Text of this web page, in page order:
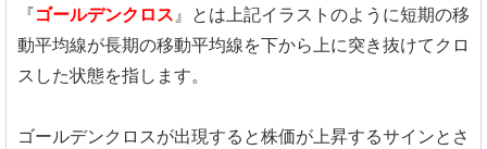
『ゴールデンクロス』とは上記イラストのように短期の移
動平均線が長期の移動平均線を下から上に突き抜けてクロ
スした状態を指します。
ゴールデンクロスが出現すると株価が上昇するサインとさ